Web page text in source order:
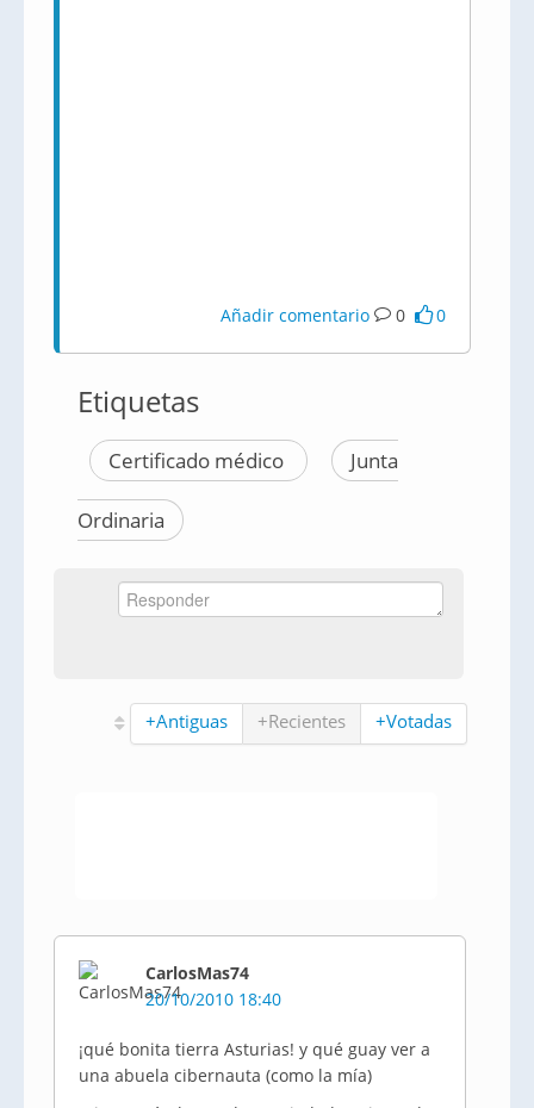
Añadir comentario 0 0
Etiquetas
Certificado médico Junta
Ordinaria
+Antiguas +Recientes +Votadas
CarlosMas74
20/10/2010 18:40
¡qué bonita tierra Asturias! y qué guay ver a
una abuela cibernauta (como la mía)